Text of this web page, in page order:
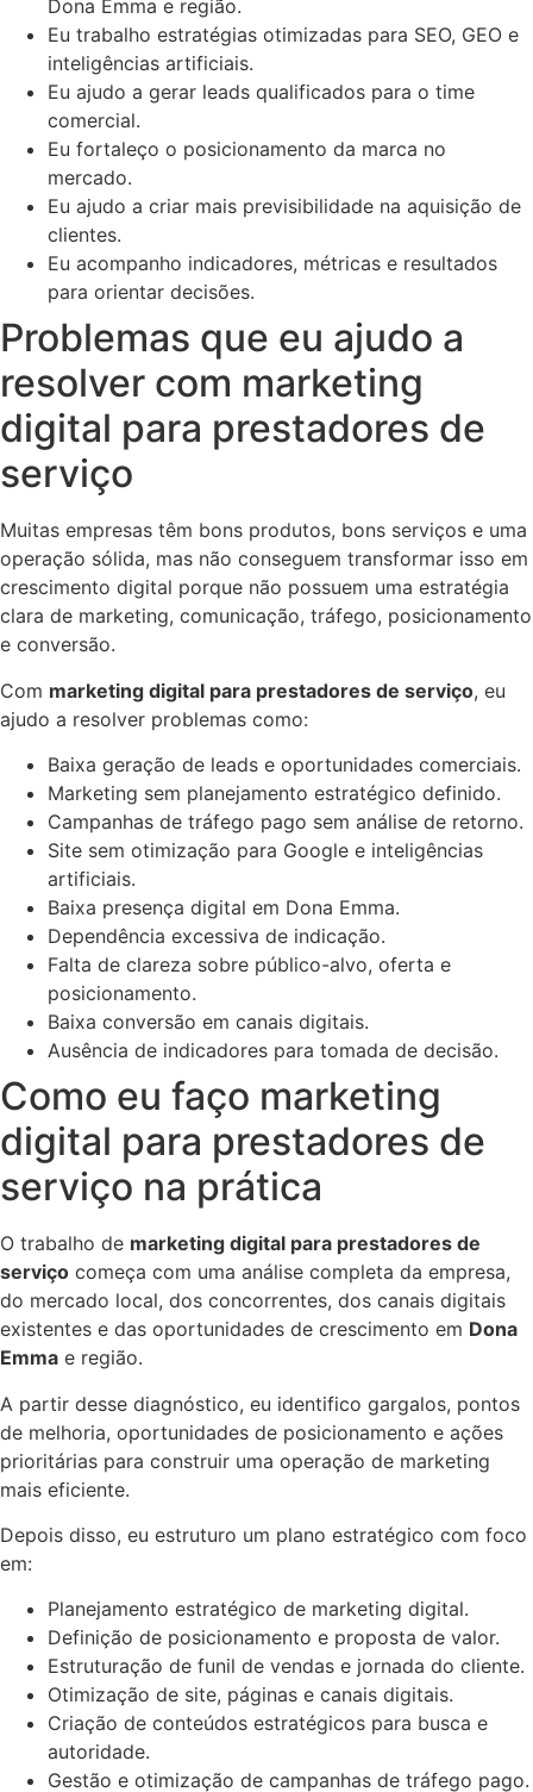
Dona Emma e região.
Eu trabalho estratégias otimizadas para SEO, GEO e
inteligências artificiais.
Eu ajudo a gerar leads qualificados para o time
comercial.
Eu fortaleço o posicionamento da marca no
mercado.
Eu ajudo a criar mais previsibilidade na aquisição de
clientes.
Eu acompanho indicadores, métricas e resultados
para orientar decisões.
Problemas que eu ajudo a
resolver com marketing
digital para prestadores de
serviço
Muitas empresas têm bons produtos, bons serviços e uma
operação sólida, mas não conseguem transformar isso em
crescimento digital porque não possuem uma estratégia
clara de marketing, comunicação, tráfego, posicionamento
e conversão.
Com marketing digital para prestadores de serviço, eu
ajudo a resolver problemas como:
Baixa geração de leads e oportunidades comerciais.
Marketing sem planejamento estratégico definido.
Campanhas de tráfego pago sem análise de retorno.
Site sem otimização para Google e inteligências
artificiais.
Baixa presença digital em Dona Emma.
Dependência excessiva de indicação.
Falta de clareza sobre público-alvo, oferta e
posicionamento.
Baixa conversão em canais digitais.
Ausência de indicadores para tomada de decisão.
Como eu faço marketing
digital para prestadores de
serviço na prática
O trabalho de marketing digital para prestadores de
serviço começa com uma análise completa da empresa,
do mercado local, dos concorrentes, dos canais digitais
existentes e das oportunidades de crescimento em Dona
Emma e região.
A partir desse diagnóstico, eu identifico gargalos, pontos
de melhoria, oportunidades de posicionamento e ações
prioritárias para construir uma operação de marketing
mais eficiente.
Depois disso, eu estruturo um plano estratégico com foco
em:
Planejamento estratégico de marketing digital.
Definição de posicionamento e proposta de valor.
Estruturação de funil de vendas e jornada do cliente.
Otimização de site, páginas e canais digitais.
Criação de conteúdos estratégicos para busca e
autoridade.
Gestão e otimização de campanhas de tráfego pago.